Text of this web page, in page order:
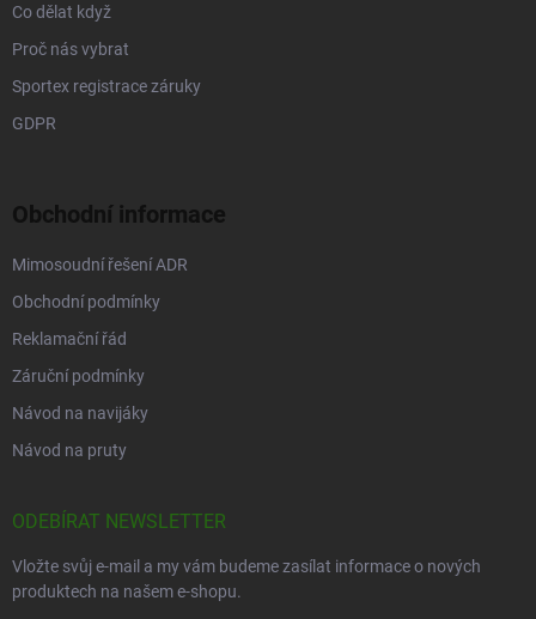
Co dělat když
Proč nás vybrat
Sportex registrace záruky
GDPR
Obchodní informace
Mimosoudní řešení ADR
Obchodní podmínky
Reklamační řád
Záruční podmínky
Návod na navijáky
Návod na pruty
ODEBÍRAT NEWSLETTER
Vložte svůj e-mail a my vám budeme zasílat informace o nových
produktech na našem e-shopu.